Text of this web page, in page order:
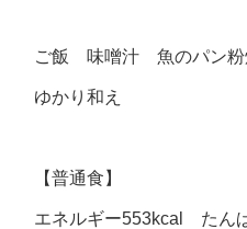
ご飯 味噌汁 魚のパン
ゆかり和え
【普通食】
エネルギー553kcal たん